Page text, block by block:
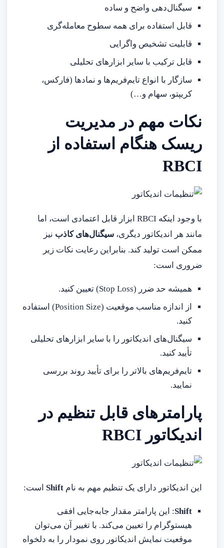
سیگنال‌دهی واضح و ساده
قابل استفاده برای همه سطوح معامله‌گری
قابلیت تشخیص واگرایی
قابل ترکیب با سایر ابزارهای تحلیلی
سازگار با انواع تایم‌فریم‌ها و نمادها (فارکس،
کریپتو، سهام و…)
نکات مهم در مدیریت
ریسک هنگام استفاده از
RBCI ️
با وجود اینکه RBCI ابزار قابل اعتمادی است، اما
مانند هر اندیکاتور دیگری،سیگنال‌های کاذب نیز
ممکن است تولید کند. بنابراین رعایت نکات زیر
ضروری است:
همیشه حد ضرر (Stop Loss) تعیین کنید.
از اندازه مناسب موقعیت (Position Size) استفاده
کنید.
سیگنال‌های اندیکاتور را با سایر ابزارهای تحلیلی
تأیید کنید.
تایم‌فریم‌های بالاتر را برای تأیید روند بررسی
نمایید.
پارامترهای قابل تنظیم در
اندیکاتور RBCI
این اندیکاتور دارای یک تنظیم مهم به نامShift است:
Shift: این پارامتر مقدار جابه‌جایی افقی
هیستوگرام را تعیین می‌کند. با تغییر آن می‌توان
موقعیت نمایش اندیکاتور روی نمودار را به دلخواه